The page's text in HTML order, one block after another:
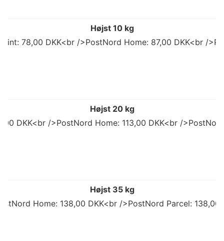
Højst 10 kg
78,00 DKK<br />PostNord Home: 87,00 DKK<br /
Højst 20 kg
DKK<br />PostNord Home: 113,00 DKK<br /
Højst 35 kg
Home: 138,00 DKK<br />PostNord Parcel: 138,00